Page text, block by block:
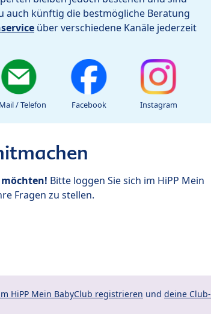
künftig die bestmögliche Beratung
über verschiedene Kanäle jederzeit
/ Telefon Facebook Instagram
möchten! Bitte loggen Sie sich im HiPP Mein
Fragen zu stellen.
HiPP Mein BabyClub registrieren und deine Club-